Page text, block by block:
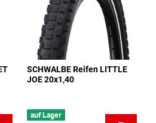
SCHWALBE Reifen LITTLE
JOE 20x1,40
auf Lager